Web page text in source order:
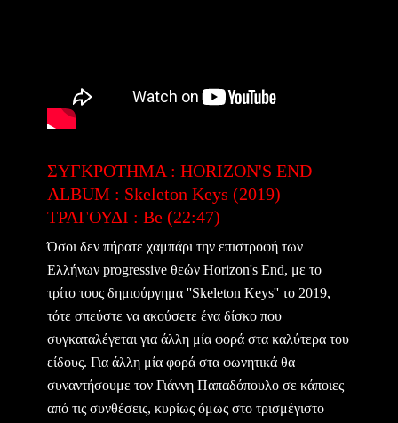
ΣΥΓΚΡΟΤΗΜΑ : HORIZON'S END
ALBUM : Skeleton Keys (2019)
ΤΡΑΓΟΥΔΙ : Be (22:47)
Όσοι δεν πήρατε χαμπάρι την επιστροφή των
Ελλήνων progressive θεών Horizon's End, με το
τρίτο τους δημιούργημα ''Skeleton Keys'' το 2019,
τότε σπεύστε να ακούσετε ένα δίσκο που
συγκαταλέγεται για άλλη μία φορά στα καλύτερα του
είδους. Για άλλη μία φορά στα φωνητικά θα
συναντήσουμε τον Γιάννη Παπαδόπουλο σε κάποιες
από τις συνθέσεις, κυρίως όμως στο τρισμέγιστο